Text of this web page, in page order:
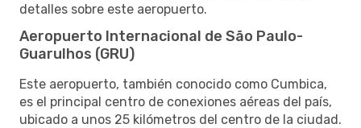
detalles sobre este aeropuerto.
Aeropuerto Internacional de São Paulo-
Guarulhos (GRU)
Este aeropuerto, también conocido como Cumbica,
es el principal centro de conexiones aéreas del país,
ubicado a unos 25 kilómetros del centro de la ciudad.